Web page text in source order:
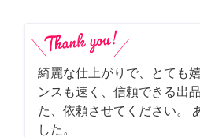
綺麗な仕上がりで、とても
ンスも速く、信頼できる出
た、依頼させてください。
した。